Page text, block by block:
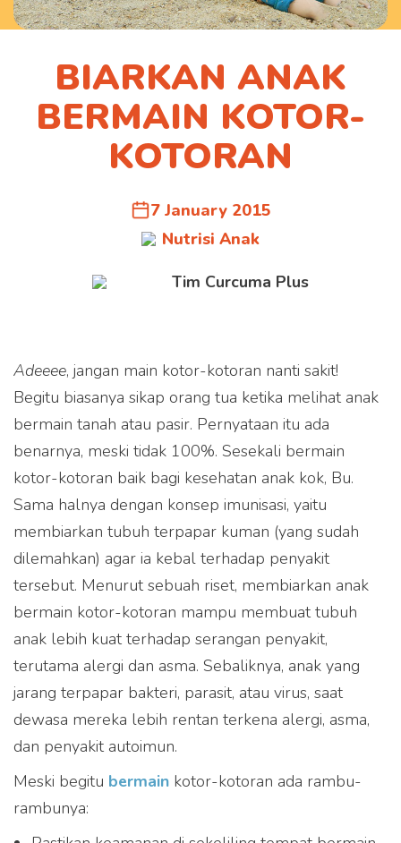
BIARKAN ANAK
BERMAIN KOTOR-
KOTORAN
7 January 2015
Nutrisi Anak
Tim Curcuma Plus
Adeeee, jangan main kotor-kotoran nanti sakit!
Begitu biasanya sikap orang tua ketika melihat anak
bermain tanah atau pasir. Pernyataan itu ada
benarnya, meski tidak 100%. Sesekali bermain
kotor-kotoran baik bagi kesehatan anak kok, Bu.
Sama halnya dengan konsep imunisasi, yaitu
membiarkan tubuh terpapar kuman (yang sudah
dilemahkan) agar ia kebal terhadap penyakit
tersebut. Menurut sebuah riset, membiarkan anak
bermain kotor-kotoran mampu membuat tubuh
anak lebih kuat terhadap serangan penyakit,
terutama alergi dan asma. Sebaliknya, anak yang
jarang terpapar bakteri, parasit, atau virus, saat
dewasa mereka lebih rentan terkena alergi, asma,
dan penyakit autoimun.
Meski begitu bermain kotor-kotoran ada rambu-
rambunya: